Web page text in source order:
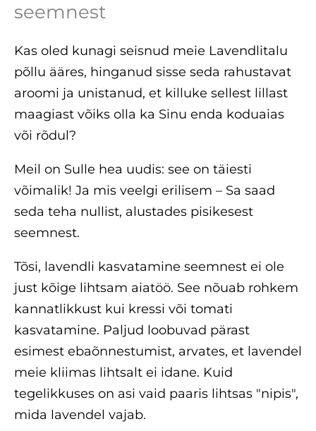
seemnest
Kas oled kunagi seisnud meie Lavendlitalu
põllu ääres, hinganud sisse seda rahustavat
aroomi ja unistanud, et killuke sellest lillast
maagiast võiks olla ka Sinu enda koduaias
või rõdul?
Meil on Sulle hea uudis: see on täiesti
võimalik! Ja mis veelgi erilisem – Sa saad
seda teha nullist, alustades pisikesest
seemnest.
Tõsi, lavendli kasvatamine seemnest ei ole
just kõige lihtsam aiatöö. See nõuab rohkem
kannatlikkust kui kressi või tomati
kasvatamine. Paljud loobuvad pärast
esimest ebaõnnestumist, arvates, et lavendel
meie kliimas lihtsalt ei idane. Kuid
tegelikkuses on asi vaid paaris lihtsas "nipis",
mida lavendel vajab.